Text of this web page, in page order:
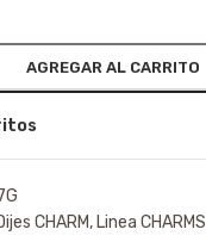
AGREGAR AL CARRITO
CHARM, Linea CHARMS